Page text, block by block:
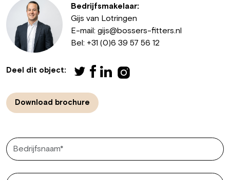
Bedrijfsmakelaar:
Gijs van Lotringen
E-mail: gijs@bossers-fitters.nl
Bel: +31 (0)6 39 57 56 12
Deel dit object:
Download brochure